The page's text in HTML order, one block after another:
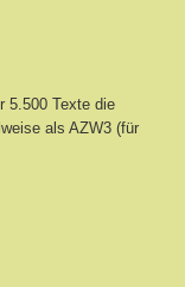
5.500 Texte die
als AZW3 (für